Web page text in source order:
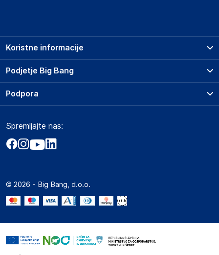
Podjetje Big Bang
O podjetju
Obvestila za javnost
Akt o digitalnih storitvah
Marketplace za partnerje
Novosti
Koristne informacije
Prodajna mesta
Storitve
Dostava, vnos in odvoz
Načini plačila
Zavarovanje izdelkov
Podpora
Marketplace
Kako oddati naročilo?
Spremljajte nas:
© 2026 - Big Bang, d.o.o.